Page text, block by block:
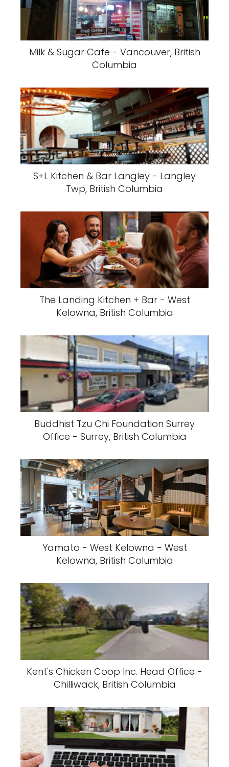
Milk & Sugar Cafe - Vancouver, British
Columbia
S+L Kitchen & Bar Langley - Langley
Twp, British Columbia
The Landing Kitchen + Bar - West
Kelowna, British Columbia
Buddhist Tzu Chi Foundation Surrey
Office - Surrey, British Columbia
Yamato - West Kelowna - West
Kelowna, British Columbia
Kent's Chicken Coop Inc. Head Office -
Chilliwack, British Columbia